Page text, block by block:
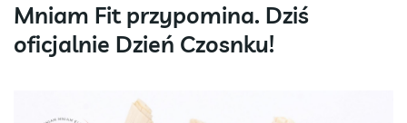
Mniam Fit przypomina. Dziś
oficjalnie Dzień Czosnku!